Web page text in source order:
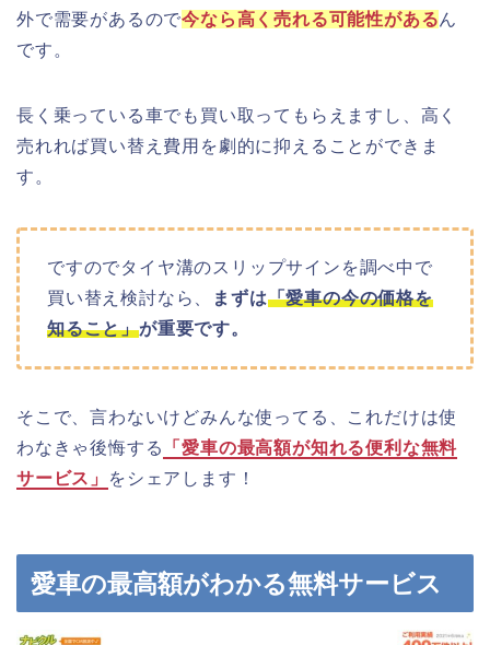
外で需要があるので今なら高く売れる可能性があるん
です。
長く乗っている車でも買い取ってもらえますし、高く
売れれば買い替え費用を劇的に抑えることができま
す。
ですのでタイヤ溝のスリップサインを調べ中で
買い替え検討なら、
まずは「愛車の今の価格を
知ること」が重要です。
そこで、言わないけどみんな使ってる、これだけは使
わなきゃ後悔する
「愛車の最高額が知れる便利な無料
サービス」
をシェアします！
愛車の最高額がわかる無料サービス